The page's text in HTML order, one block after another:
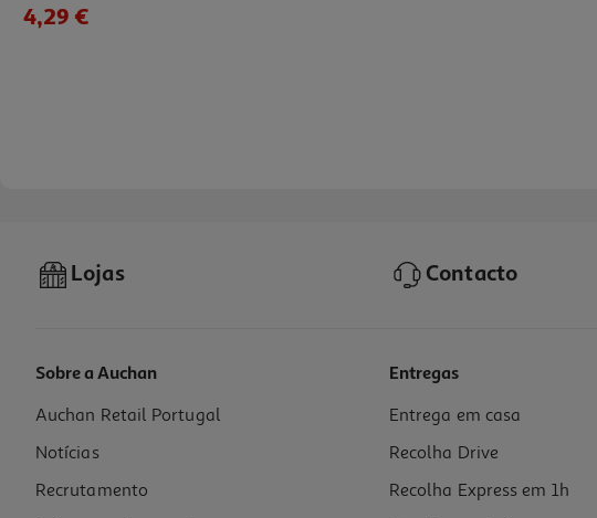
4,29 €
Lenha Mistura Bbq Lovers (sobro+azinho) +/- 10kg
0.45 €/Kg
4,49 €
Lojas Contacto
Sobre a Auchan
Auchan Retail Portugal
Notícias
Recrutamento
Entregas
Entrega em casa
Recolha Drive
Recolha Express em 1h